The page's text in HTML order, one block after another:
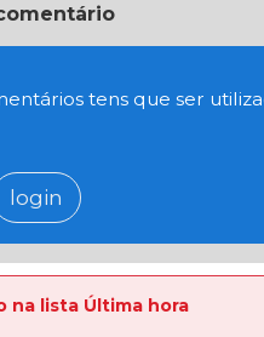
tens que ser
login
na lista Última hora